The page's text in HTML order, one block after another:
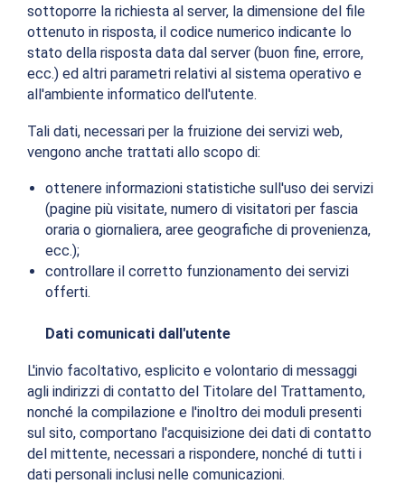
sottoporre la richiesta al server, la dimensione del file
ottenuto in risposta, il codice numerico indicante lo
stato della risposta data dal server (buon fine, errore,
ecc.) ed altri parametri relativi al sistema operativo e
all'ambiente informatico dell'utente.
Tali dati, necessari per la fruizione dei servizi web,
vengono anche trattati allo scopo di:
ottenere informazioni statistiche sull'uso dei servizi
(pagine più visitate, numero di visitatori per fascia
oraria o giornaliera, aree geografiche di provenienza,
ecc.);
controllare il corretto funzionamento dei servizi
offerti.
Dati comunicati dall'utente
L'invio facoltativo, esplicito e volontario di messaggi
agli indirizzi di contatto del Titolare del Trattamento,
nonché la compilazione e l'inoltro dei moduli presenti
sul sito, comportano l'acquisizione dei dati di contatto
del mittente, necessari a rispondere, nonché di tutti i
dati personali inclusi nelle comunicazioni.